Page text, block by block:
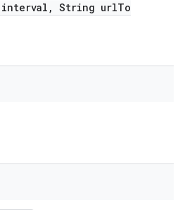
, String urlTo